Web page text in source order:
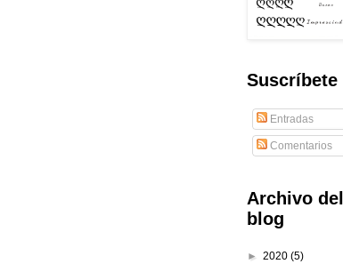
Suscríbete
Entradas
Comentarios
Archivo del
blog
► 2020 (5)